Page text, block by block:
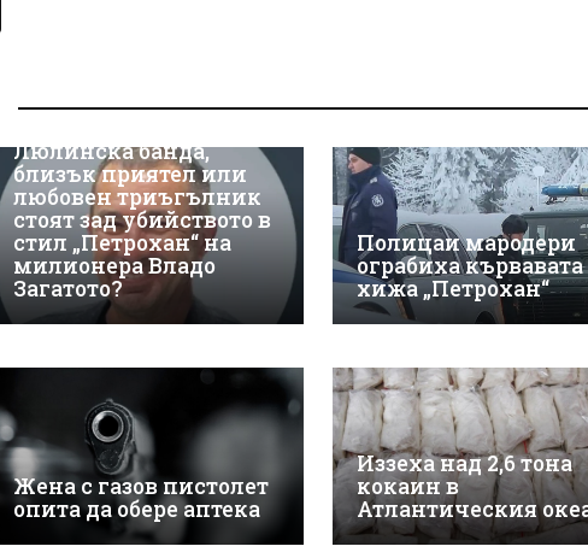
Люлинска банда,
близък приятел или
любовен триъгълник
стоят зад убийството в
стил „Петрохан“ на
милионера Владо
Загатото?
Полицаи мародери
ограбиха кървавата
хижа „Петрохан“
Жена с газов пистолет
опита да обере аптека
Иззеха над 2,6 тона
кокаин в
Атлантическия